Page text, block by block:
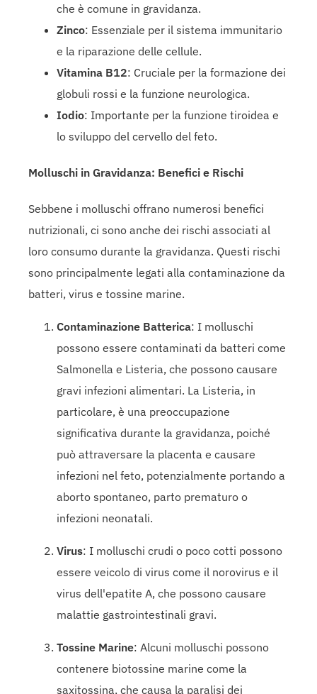
che è comune in gravidanza.
Zinco: Essenziale per il sistema immunitario
e la riparazione delle cellule.
Vitamina B12: Cruciale per la formazione dei
globuli rossi e la funzione neurologica.
Iodio: Importante per la funzione tiroidea e
lo sviluppo del cervello del feto.
Molluschi in Gravidanza: Benefici e Rischi
Sebbene i molluschi offrano numerosi benefici
nutrizionali, ci sono anche dei rischi associati al
loro consumo durante la gravidanza. Questi rischi
sono principalmente legati alla contaminazione da
batteri, virus e tossine marine.
Contaminazione Batterica: I molluschi
possono essere contaminati da batteri come
Salmonella e Listeria, che possono causare
gravi infezioni alimentari. La Listeria, in
particolare, è una preoccupazione
significativa durante la gravidanza, poiché
può attraversare la placenta e causare
infezioni nel feto, potenzialmente portando a
aborto spontaneo, parto prematuro o
infezioni neonatali.
Virus: I molluschi crudi o poco cotti possono
essere veicolo di virus come il norovirus e il
virus dell'epatite A, che possono causare
malattie gastrointestinali gravi.
Tossine Marine: Alcuni molluschi possono
contenere biotossine marine come la
saxitossina, che causa la paralisi dei